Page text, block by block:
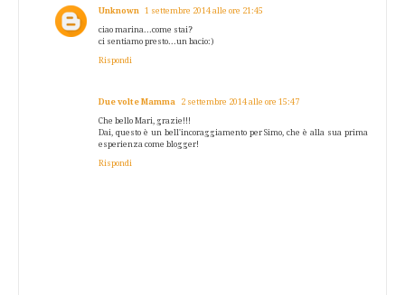
Unknown 1 settembre 2014 alle ore 21:45
ciao marina...come stai?
ci sentiamo presto...un bacio:)
Rispondi
Due volte Mamma 2 settembre 2014 alle ore 15:47
Che bello Mari, grazie!!!
Dai, questo è un bell'incoraggiamento per Simo, che è alla sua prima
esperienza come blogger!
Rispondi